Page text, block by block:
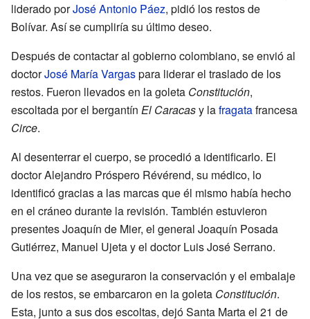
liderado porJosé Antonio Páez, pidió los restos de
Bolívar. Así se cumpliría su último deseo.
Después de contactar al gobierno colombiano, se envió al
doctorJosé María Vargaspara liderar el traslado de los
restos. Fueron llevados en la goleta Constitución,
escoltada por el bergantín El Caracasy lafragatafrancesa
Circe.
Al desenterrar el cuerpo, se procedió a identificarlo. El
doctor Alejandro Próspero Révérend, su médico, lo
identificó gracias a las marcas que él mismo había hecho
en el cráneo durante la revisión. También estuvieron
presentes Joaquín de Mier, el general Joaquín Posada
Gutiérrez, Manuel Ujeta y el doctor Luis José Serrano.
Una vez que se aseguraron la conservación y el embalaje
de los restos, se embarcaron en la goleta Constitución.
Esta, junto a sus dos escoltas, dejó Santa Marta el 21 de